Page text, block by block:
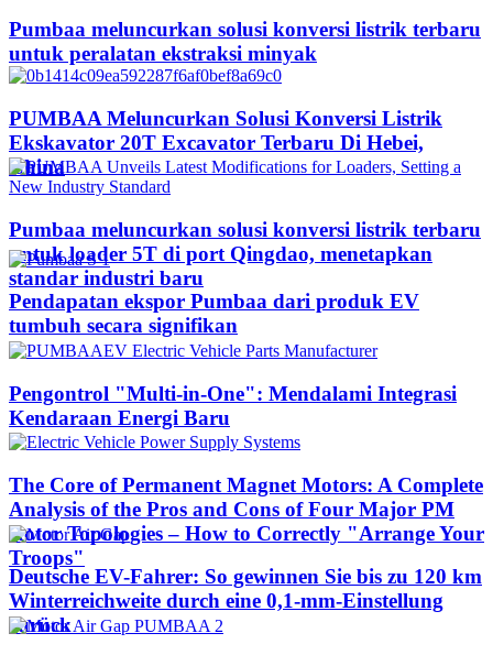
Pumbaa meluncurkan solusi konversi listrik terbaru
untuk peralatan ekstraksi minyak
PUMBAA Meluncurkan Solusi Konversi Listrik
Ekskavator 20T Excavator Terbaru Di Hebei,
China
Pumbaa meluncurkan solusi konversi listrik terbaru
untuk loader 5T di port Qingdao, menetapkan
standar industri baru
Pendapatan ekspor Pumbaa dari produk EV
tumbuh secara signifikan
Pengontrol "Multi-in-One": Mendalami Integrasi
Kendaraan Energi Baru
The Core of Permanent Magnet Motors: A Complete
Analysis of the Pros and Cons of Four Major PM
Rotor Topologies – How to Correctly "Arrange Your
Troops"
Deutsche EV-Fahrer: So gewinnen Sie bis zu 120 km
Winterreichweite durch eine 0,1-mm-Einstellung
zurück